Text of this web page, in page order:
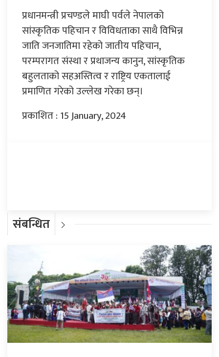
प्रधानमन्त्री प्रचण्डले माघी पर्वले नेपालको
सांस्कृतिक पहिचान र विविधताका साथै विभिन्न
जाति जनजातिमा रहेको जातीय पहिचान,
परम्परागत संस्था र प्रथाजन्य कानुन, सांस्कृतिक
बहुलताको सहअस्तित्व र राष्ट्रिय एकतालाई
प्रमाणित गरेको उल्लेख गरेका छन्।
प्रकाशित : 15 January, 2024
संबन्धित